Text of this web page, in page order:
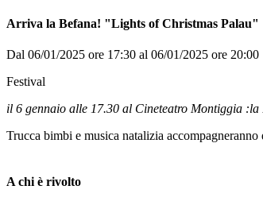
Arriva la Befana! "Lights of Christmas Palau"
Dal 06/01/2025 ore 17:30 al 06/01/2025 ore 20:00
Festival
il 6 gennaio alle 17.30 al Cineteatro Montiggia :la
Trucca bimbi e musica natalizia
A chi è rivolto